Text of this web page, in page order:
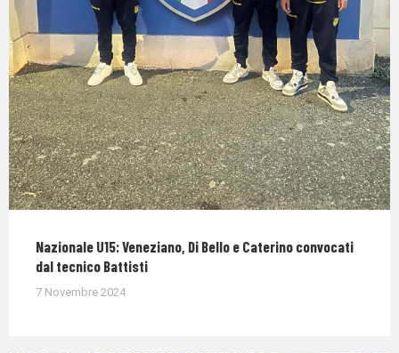
Nazionale U15: Veneziano, Di Bello e Caterino convocati
dal tecnico Battisti
7 Novembre 2024